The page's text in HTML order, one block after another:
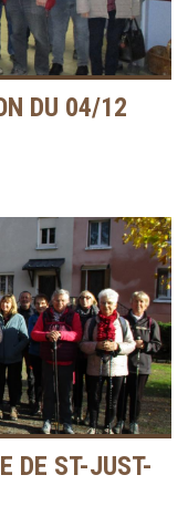
DU 04/12
DE ST-JUST-